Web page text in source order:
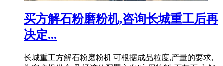
买方解石粉磨粉机,咨询长城重工后再
决定...
长城重工方解石粉磨粉机 可根据成品粒度,产量的要求,